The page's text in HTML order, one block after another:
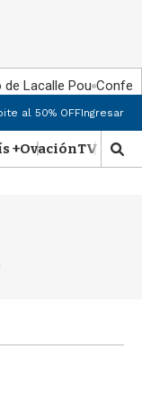
de Lacalle Pou
al 50% OFFIngresar
+OvaciónTV Show
M
o